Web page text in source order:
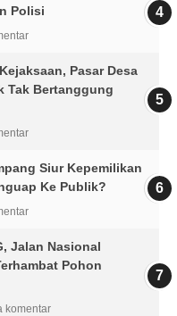
Polisi
Pasar Desa
Tak Bertanggung
Siur Kepemilikan
Ke Publik?
Jalan Nasional
Pohon
komentar